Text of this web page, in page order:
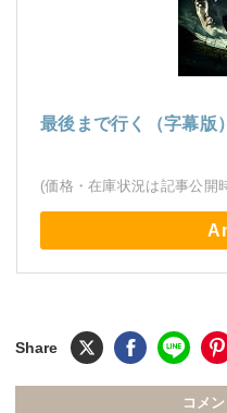
最後まで行く（字幕版）
(価格・在庫状況は記事公開
コメ